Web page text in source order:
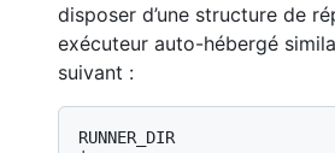
disposer d’une structure de
exécuteur auto-hébergé
suivant :
RUNNER_DIR